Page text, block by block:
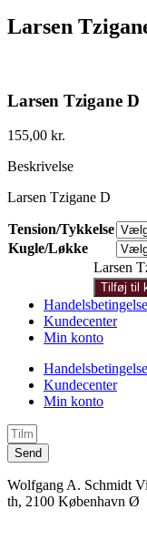
Larsen
Larsen Tzigane D
155,00 kr.
Beskrivelse
Larsen Tzigane D
Tension/Tykkelse
Kugle/Løkke
Larsen
Tilføj til
Kundecenter
Min konto
Kundecenter
Min konto
Send
Wolfgang A. Schmidt
th, 2100 København Ø